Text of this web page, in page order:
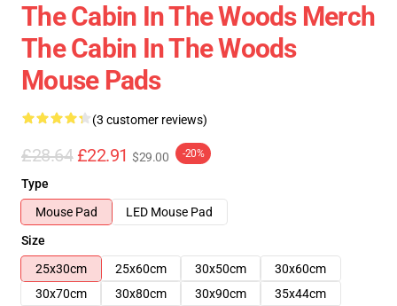
The Cabin In The Woods Merch
The Cabin In The Woods
Mouse Pads
(3 customer reviews)
£28.64 £22.91 $29.00 -20%
Type
Mouse Pad
LED Mouse Pad
Size
25x30cm
25x60cm 30x50cm
30x60cm
30x70cm
30x80cm 30x90cm
35x44cm